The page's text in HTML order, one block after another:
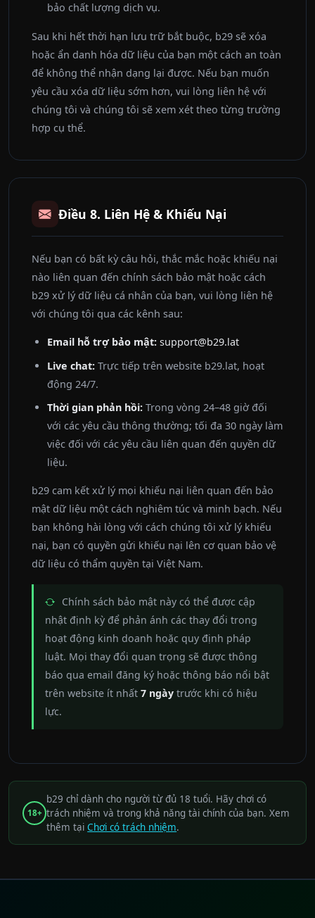
bảo chất lượng dịch vụ.
Sau khi hết thời hạn lưu trữ bắt buộc, b29 sẽ xóa
hoặc ẩn danh hóa dữ liệu của bạn một cách an toàn
để không thể nhận dạng lại được. Nếu bạn muốn
yêu cầu xóa dữ liệu sớm hơn, vui lòng liên hệ với
chúng tôi và chúng tôi sẽ xem xét theo từng trường
hợp cụ thể.
Điều 8. Liên Hệ & Khiếu Nại
Nếu bạn có bất kỳ câu hỏi, thắc mắc hoặc khiếu nại
nào liên quan đến chính sách bảo mật hoặc cách
b29 xử lý dữ liệu cá nhân của bạn, vui lòng liên hệ
với chúng tôi qua các kênh sau:
Email hỗ trợ bảo mật: support@b29.lat
Live chat: Trực tiếp trên website b29.lat, hoạt
động 24/7.
Thời gian phản hồi: Trong vòng 24–48 giờ đối
với các yêu cầu thông thường; tối đa 30 ngày làm
việc đối với các yêu cầu liên quan đến quyền dữ
liệu.
b29 cam kết xử lý mọi khiếu nại liên quan đến bảo
mật dữ liệu một cách nghiêm túc và minh bạch. Nếu
bạn không hài lòng với cách chúng tôi xử lý khiếu
nại, bạn có quyền gửi khiếu nại lên cơ quan bảo vệ
dữ liệu có thẩm quyền tại Việt Nam.
Chính sách bảo mật này có thể được cập
nhật định kỳ để phản ánh các thay đổi trong
hoạt động kinh doanh hoặc quy định pháp
luật. Mọi thay đổi quan trọng sẽ được thông
báo qua email đăng ký hoặc thông báo nổi bật
trên website ít nhất 7 ngày trước khi có hiệu
lực.
18+
b29 chỉ dành cho người từ đủ 18 tuổi. Hãy chơi có
trách nhiệm và trong khả năng tài chính của bạn. Xem
thêm tạiChơi có trách nhiệm.